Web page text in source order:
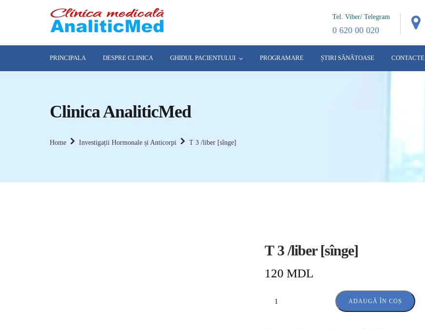
Tel. Viber/ Telegram
0 620 00 020
PRINCIPALA DESPRE CLINICA GHIDUL PACIENTULUI PROGRAMARE ȘTIRI SĂNĂTOASE CONTACTE
Clinica AnaliticMed
Home Investigații Hormonale și Anticorpi Т 3 /liber [sînge]
Т 3 /liber [sînge]
120 MDL
ADAUGĂ ÎN COȘ